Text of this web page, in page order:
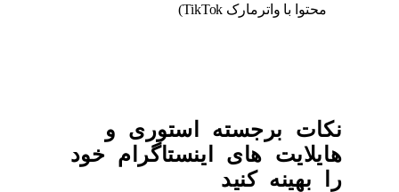
محتوا با واترمارک TikTok)
نکات برجسته استوری و
هایلایت های اینستاگرام خود
را بهینه کنید